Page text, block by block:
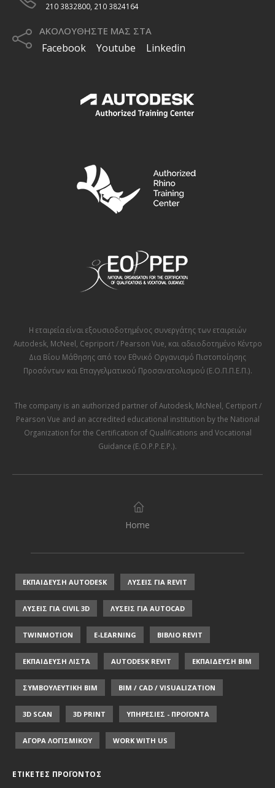
210 3832800, 210 3824164
ΑΚΟΛΟΥΘΗΣΤΕ ΜΑΣ ΣΤΑ
Facebook Youtube Linkedin
Η εταιρεία είναι εξουσιοδοτημένος συνεργάτης των εταιρειών
Autodesk, McNeel Cepriport / Pearson Vue , και αδειοδοτημένο Κέντρο
Δια Βίου Μάθησης από τον Εθνικό Οργανισμό Πιστοποίησης
Προσόντων και Επαγγελματικού Προσανατολισμού (Ε.Ο.Π.Π.Ε.Π.).
The company is an authorized partner ofAutodesk, McNeel Certiport /
Pearson Vue and an accredited educational institution by the National
Organization for the Certification of Qualifications and Vocational
Guidance (E.O.P.P.E.P.).
Home
ΕΚΠΑΙΔΕΥΣΗ AUTODESK ΛΥΣΕΙΣ ΓΙΑ REVIT
ΛΥΣΕΙΣ ΓΙΑ CIVIL 3D ΛΥΣΕΙΣ ΓΙΑ AUTOCAD
TWINMOTION E-LEARNING ΒΙΒΛΙΟ REVIT
ΕΚΠΑΙΔΕΥΣΗ ΛΙΣΤΑ AUTODESK REVIT ΕΚΠΑΙΔΕΥΣΗ ΒΙΜ
ΣΥΜΒΟΥΛΕΥΤΙΚΗ ΒΙΜ BIM / CAD / VISUALIZATION
3D SCAN 3D PRINT ΥΠΗΡΕΣΙΕΣ - ΠΡΟΪΟΝΤΑ
ΑΓΟΡΑ ΛΟΓΙΣΜΙΚΟΥ WORK WITH US
ΕΤΙΚΈΤΕΣ ΠΡΟΪΌΝΤΟΣ